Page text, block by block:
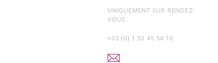
UNIQUEMENT SUR RENDEZ-
VOUS
+33 (0) 1 53 45 54 10